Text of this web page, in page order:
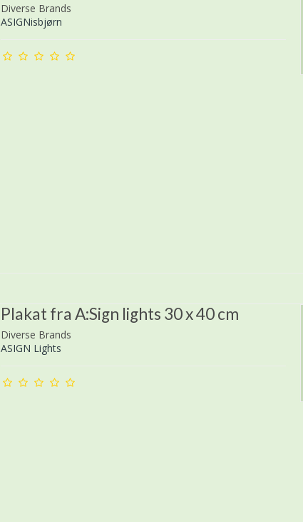
Diverse Brands
ASIGNisbjørn
Plakat fra A:Sign lights 30 x 40 cm
Diverse Brands
ASIGN Lights